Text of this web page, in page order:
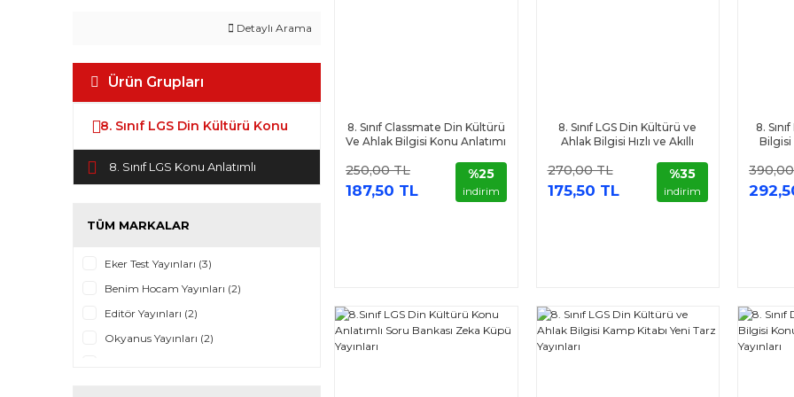
Detaylı Arama
Ürün Grupları
8. Sınıf LGS Din Kültürü Konu
8. Sınıf LGS Konu Anlatımlı
TÜM MARKALAR
Eker Test Yayınları (3)
Benim Hocam Yayınları (2)
Editör Yayınları (2)
Okyanus Yayınları (2)
8. Sınıf Classmate Din Kültürü
Ve Ahlak Bilgisi Konu Anlatımı
250,00 TL
187,50 TL
%25
indirim
8. Sınıf LGS Din Kültürü ve
Ahlak Bilgisi Hızlı ve Akıllı
Tammat Yayıncılık
270,00 TL
175,50 TL
%35
indirim
8.
Bilgisi